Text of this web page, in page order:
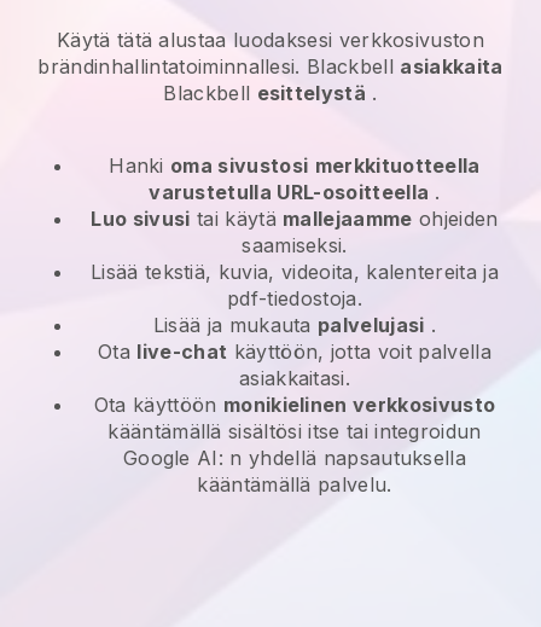
Käytä tätä alustaa luodaksesi verkkosivuston
brändinhallintatoiminnallesi. Blackbell asiakkaita
Blackbell esittelystä .
Hanki oma sivustosi merkkituotteella
varustetulla URL-osoitteella .
Luo sivusi tai käytä mallejaamme ohjeiden
saamiseksi.
Lisää tekstiä, kuvia, videoita, kalentereita ja
pdf-tiedostoja.
Lisää ja mukauta palvelujasi .
Ota live-chat käyttöön, jotta voit palvella
asiakkaitasi.
Ota käyttöön monikielinen verkkosivusto
kääntämällä sisältösi itse tai integroidun
Google AI: n yhdellä napsautuksella
kääntämällä palvelu.